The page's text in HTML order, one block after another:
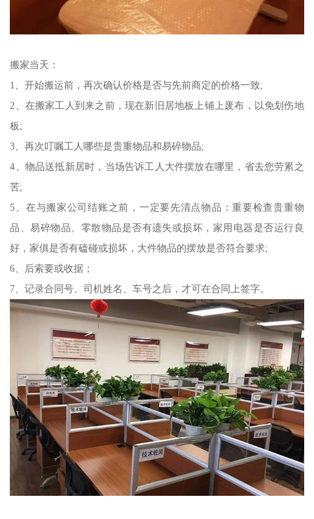
搬家当天：
1、开始搬运前，再次确认价格是否与先前商定的价格一致;
2、在搬家工人到来之前，现在新旧居地板上铺上废布，以免划伤地
板;
3、再次叮嘱工人哪些是贵重物品和易碎物品;
4、物品送抵新居时，当场告诉工人大件摆放在哪里，省去您劳累之
苦;
5、在与搬家公司结账之前，一定要先清点物品：重要检查贵重物
品、易碎物品、零散物品是否有遗失或损坏，家用电器是否运行良
好，家俱是否有磕碰或损坏，大件物品的摆放是否符合要求;
6、后索要或收据；
7、记录合同号、司机姓名、车号之后，才可在合同上签字。